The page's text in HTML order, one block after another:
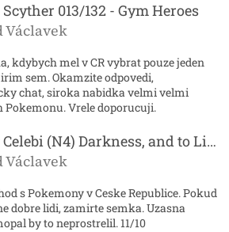
Scyther 013/132 - Gym Heroes
produktu je 5 z 5 hvězdiček.
Václavek
kdybych mel v CR vybrat pouze jeden
sem. Okamzite odpovedi,
chat, siroka nabidka velmi velmi
Vrele doporucuji.
Shining Celebi (N4) Darkness, and to Light...
produktu je 5 z 5 hvězdiček.
Václavek
s Pokemony v Ceske Republice. Pokud
dobre lidi, zamirte semka. Uzasna
by to neprostrelil. 11/10